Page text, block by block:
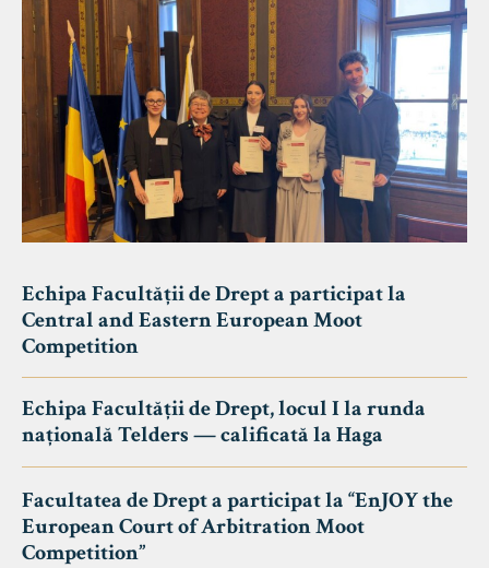
Echipa Facultății de Drept a participat la
Central and Eastern European Moot
Competition
Echipa Facultății de Drept, locul I la runda
națională Telders — calificată la Haga
Facultatea de Drept a participat la “EnJOY the
European Court of Arbitration Moot
Competition”